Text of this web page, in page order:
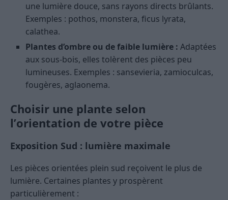
une lumière douce, sans rayons directs brûlants.
Exemples : pothos, monstera, ficus lyrata,
calathea.
Plantes d’ombre ou de faible lumière : Adaptées
aux sous-bois, elles tolèrent des pièces peu
lumineuses. Exemples : sansevieria, zamioculcas,
fougères, aglaonema.
Choisir une plante selon
l’orientation de votre pièce
Exposition Sud : lumière maximale
Les pièces orientées plein sud reçoivent le plus de
lumière. Certaines plantes y prospèrent
particulièrement :